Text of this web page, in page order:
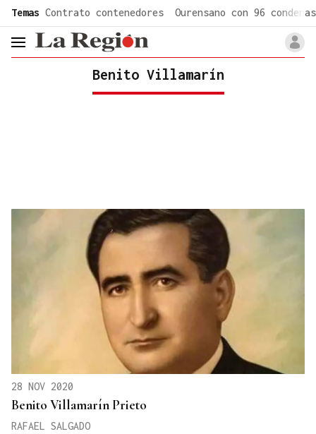
Temas Contrato contenedores Ourensano con 96 condenas
header.menu.open
Benito Villamarín
28 NOV 2020
Benito Villamarín Prieto
RAFAEL SALGADO